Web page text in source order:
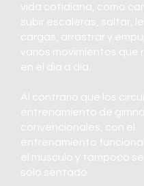
vida cotidiana, como
subir escaleras, saltar,
cargas, arrastrar y
varios movimientos que
en el día a día.
Al contrario que los
entrenamiento de
convencionales, con el
entrenamiento
el músculo y tampoco
solo sentado.